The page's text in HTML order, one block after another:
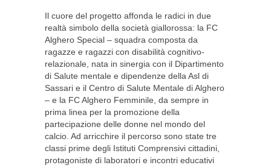
Il cuore del progetto affonda le radici in due
realtà simbolo della società giallorossa: la FC
Alghero Special – squadra composta da
ragazze e ragazzi con disabilità cognitivo-
relazionale, nata in sinergia con il Dipartimento
di Salute mentale e dipendenze della Asl di
Sassari e il Centro di Salute Mentale di Alghero
– e la FC Alghero Femminile, da sempre in
prima linea per la promozione della
partecipazione delle donne nel mondo del
calcio. Ad arricchire il percorso sono state tre
classi prime degli Istituti Comprensivi cittadini,
protagoniste di laboratori e incontri educativi